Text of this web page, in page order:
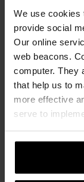
We use cookies
provide social
Our online
web beacons.
computer. They
that help us to
more effective
serve to
Покрив
Tondach
за
покрив